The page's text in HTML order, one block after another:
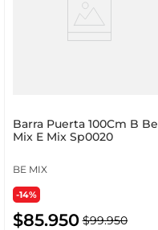
Barra Puerta 100Cm B Be
Mix E Mix Sp0020
BE MIX
-14%
$85.950 $99.950